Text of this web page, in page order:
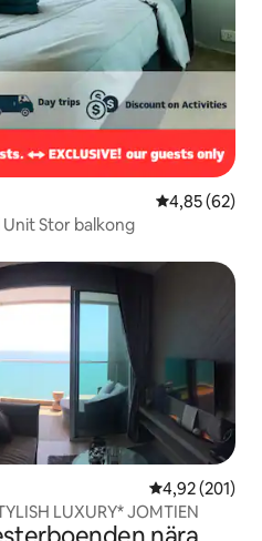
4,85 av 5 i
4,85 (62)
Unit Stor balkong
4,92 av 5 i
4,92 (201)
LUXURY* JOMTIEN